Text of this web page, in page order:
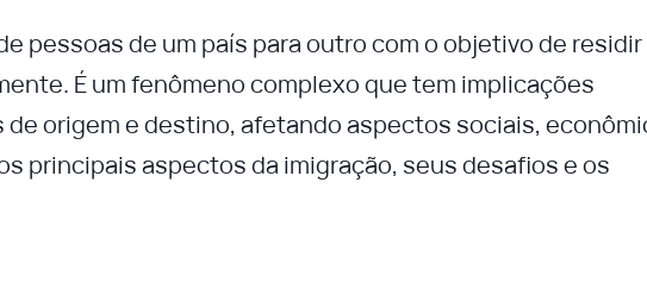
pessoas de um país para outro com o objetivo de residir
É um fenômeno complexo que tem implicações
de origem e destino, afetando aspectos sociais,
principais aspectos da imigração, seus desafios e os